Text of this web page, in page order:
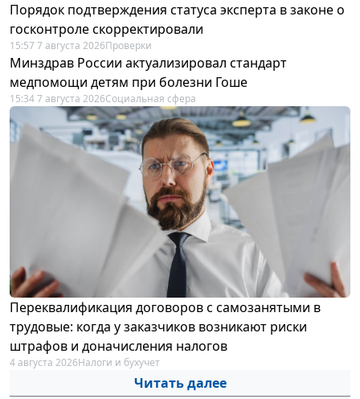
Порядок подтверждения статуса эксперта в законе о
госконтроле скорректировали
15:57 7 августа 2026Проверки
Минздрав России актуализировал стандарт
медпомощи детям при болезни Гоше
15:34 7 августа 2026Социальная сфера
Переквалификация договоров с самозанятыми в
трудовые: когда у заказчиков возникают риски
штрафов и доначисления налогов
4 августа 2026Налоги и бухучет
Читать далее